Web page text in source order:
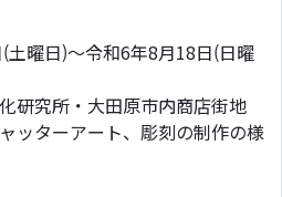
曜日)～令和6年8月18日(日曜
研究所・大田原市内商店街地
ッターアート、彫刻の制作の様